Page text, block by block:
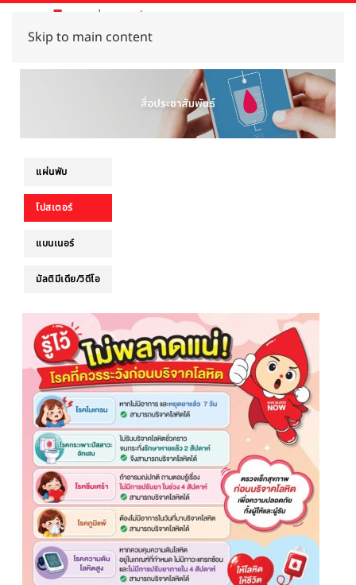
Skip to main content
แผ่นพับ
โปสเตอร์
แบนเนอร์
มัลติมีเดีย/วิดีโอ